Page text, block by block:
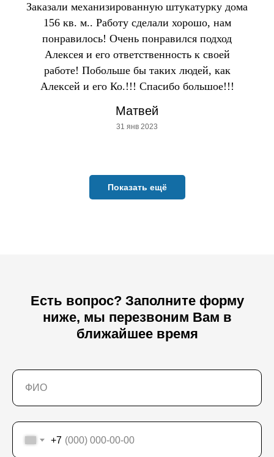
Заказали механизированную штукатурку дома
156 кв. м.. Работу сделали хорошо, нам
понравилось! Очень понравился подход
Алексея и его ответственность к своей
работе! Побольше бы таких людей, как
Алексей и его Ко.!!! Спасибо большое!!!
Матвей
31 янв 2023
Показать ещё
Есть вопрос? Заполните форму
ниже, мы перезвоним Вам в
ближайшее время
+7